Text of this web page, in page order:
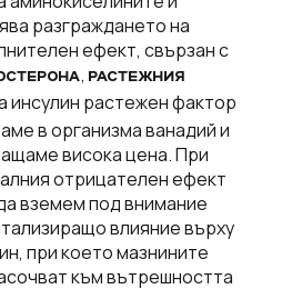
разграждането на
ефект, свързан с
, РАСТЕЖНИЯ
инсулин растежен фактор
в организма ванадий и
висока цена. При
отрицателен ефект
вземем под внимание
влияние върху
при което мазнините
към вътрешността